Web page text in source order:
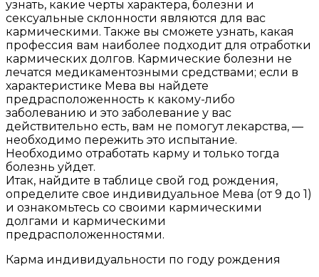
узнать, какие черты характера, болезни и
сексуальные склонности являются для вас
кармическими. Также вы сможете узнать, какая
профессия вам наиболее подходит для отработки
кармических долгов. Кармические болезни не
лечатся медикаментозными средствами; если в
характеристике Мева вы найдете
предрасположенность к какому-либо
заболеванию и это заболевание у вас
действительно есть, вам не помогут лекарства, —
необходимо пережить это испытание.
Необходимо отработать карму и только тогда
болезнь уйдет.
Итак, найдите в таблице свой год рождения,
определите свое индивидуальное Мева (от 9 до 1)
и ознакомьтесь со своими кармическими
долгами и кармическими
предрасположенностями.
Карма индивидуальности по году рождения